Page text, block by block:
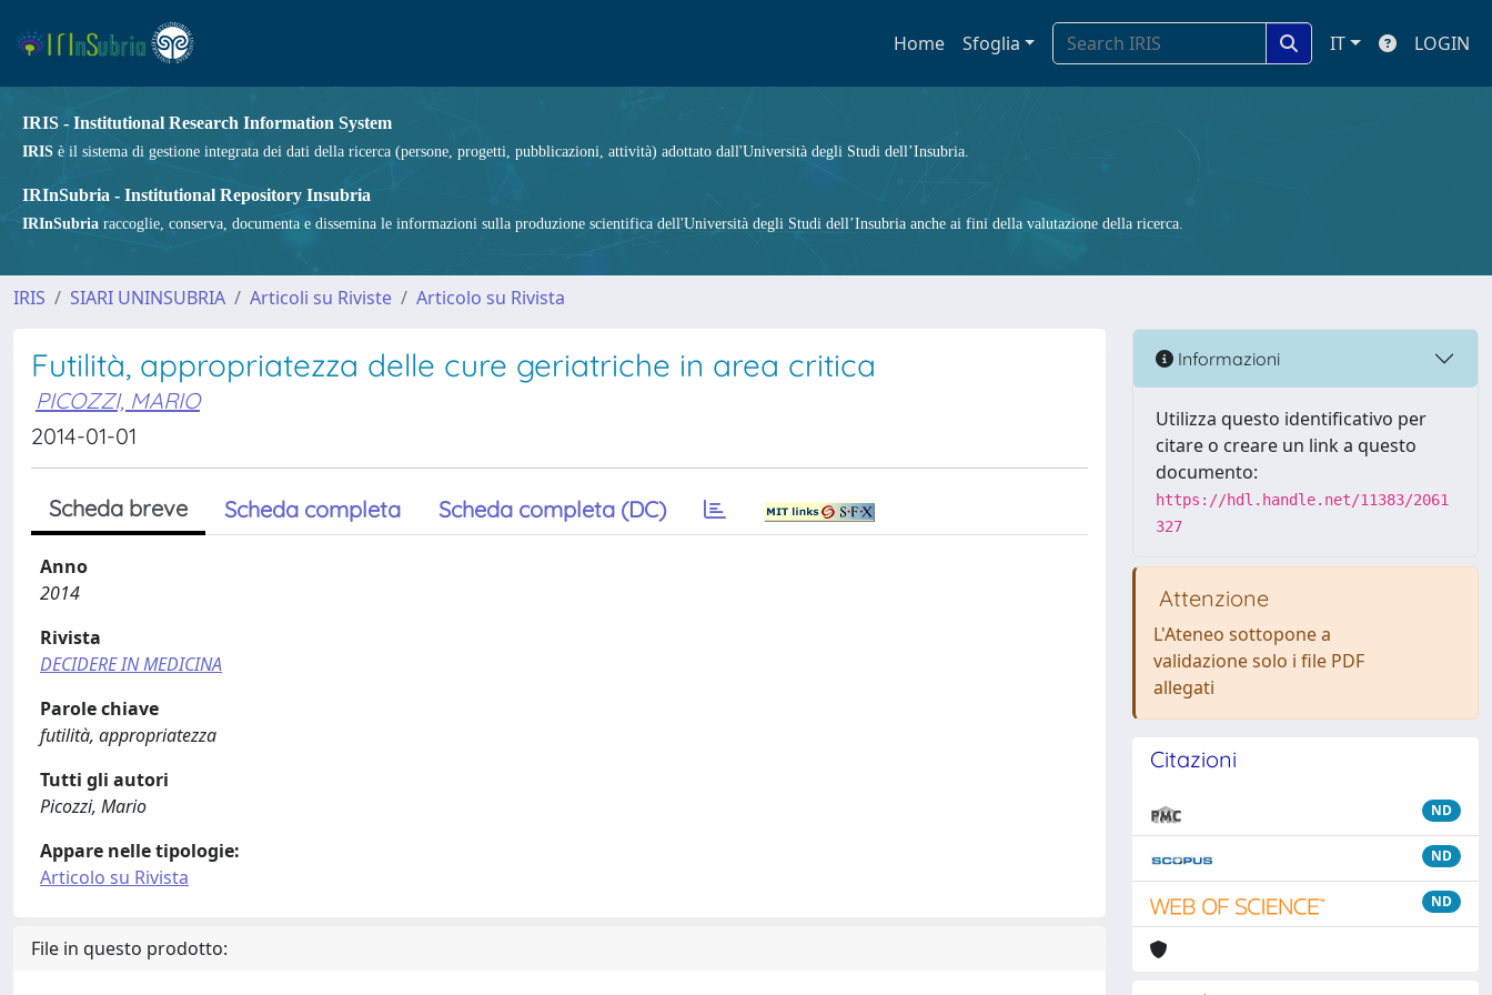
Home Sfoglia IT LOGIN
IRIS - Institutional Research Information System
IRIS è il sistema di gestione integrata dei dati della ricerca (persone, progetti, pubblicazioni, attività) adottato dall'Università degli Studi dell’Insubria.
IRInSubria - Institutional Repository Insubria
IRInSubria raccoglie, conserva, documenta e dissemina le informazioni sulla produzione scientifica dell'Università degli Studi dell’Insubria anche ai fini della valutazione della ricerca.
IRIS SIARI UNINSUBRIA Articoli su Riviste Articolo su Rivista
Futilità, appropriatezza delle cure geriatriche in area critica
PICOZZI, MARIO
2014-01-01
Scheda breve Scheda completa Scheda completa (DC)
Anno
2014
Rivista
DECIDERE IN MEDICINA
Parole chiave
futilità, appropriatezza
Tutti gli autori
Picozzi, Mario
Appare nelle tipologie:
Articolo su Rivista
File in questo prodotto:
Informazioni
Utilizza questo identificativo per
citare o creare un link a questo
documento:
https://hdl.handle.net/11383/2061
327
Attenzione
L'Ateneo sottopone a
validazione solo i file PDF
allegati
Citazioni
ND
ND
ND